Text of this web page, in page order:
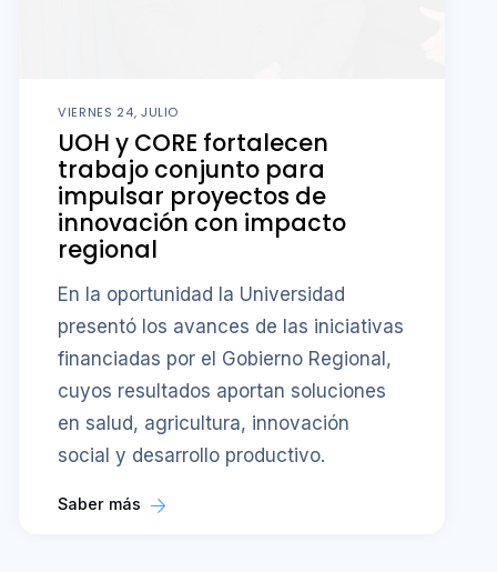
VIERNES 24, JULIO
UOH y CORE fortalecen
trabajo conjunto para
impulsar proyectos de
innovación con impacto
regional
En la oportunidad la Universidad
presentó los avances de las iniciativas
financiadas por el Gobierno Regional,
cuyos resultados aportan soluciones
en salud, agricultura, innovación
social y desarrollo productivo.
Saber más